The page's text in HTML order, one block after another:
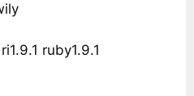
ruby1.9.1